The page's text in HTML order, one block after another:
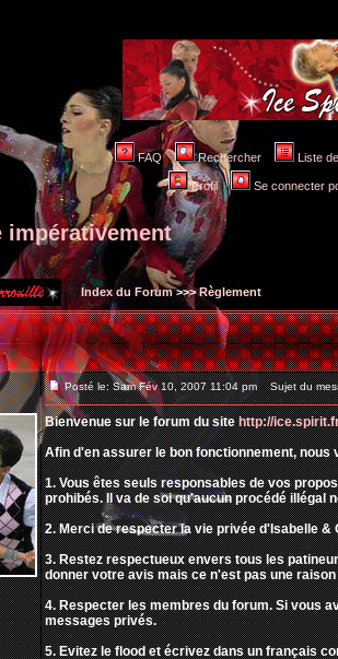
FAQ Rechercher Liste
Profil Se connecter
impérativement
Index du Forum>>>Règlement
Posté le: Sam Fév 10, 2007 11:04 pm Sujet du
Bienvenue sur le forum du sitehttp://
Afin d'en assurer le bon fonctionnement,
1. Vous êtes seuls responsables de vos
prohibés. Il va de soi qu'aucun procédé illégal
2. Merci de respecter la vie privée d'Isabelle &
3. Restez respectueux envers tous les
donner votre avis mais ce n'est pas une
4. Respecter les membres du forum. Si vous
messages privés.
5. Evitez le flood et écrivez dans un français